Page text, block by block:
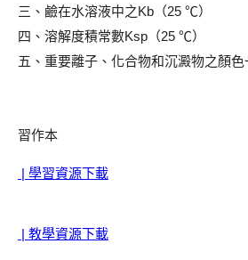
三、鹼在水溶液中之Kb（25 ℃）
四、溶解度積常數Ksp（25 ℃）
五、重要離子、化合物和沉澱物之顏色
習作本
| 學習資源下載
| 教學資源下載